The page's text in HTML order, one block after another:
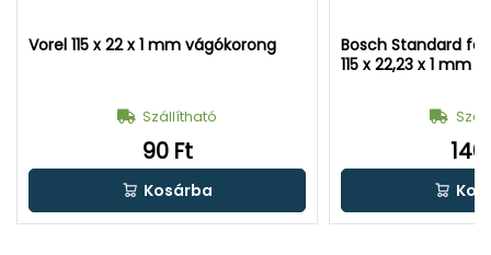
Vorel 115 x 22 x 1 mm vágókorong
Szállítható
90 Ft
Kosárba
Bosch Standard for
115 x 22,23 x 1 mm